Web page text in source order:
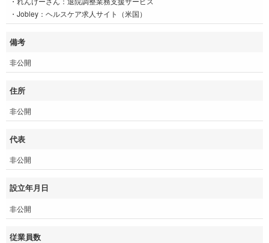
・Jobley：ヘルスケア求人サイト（米国）
備考
非公開
住所
非公開
代表
非公開
設立年月日
非公開
従業員数